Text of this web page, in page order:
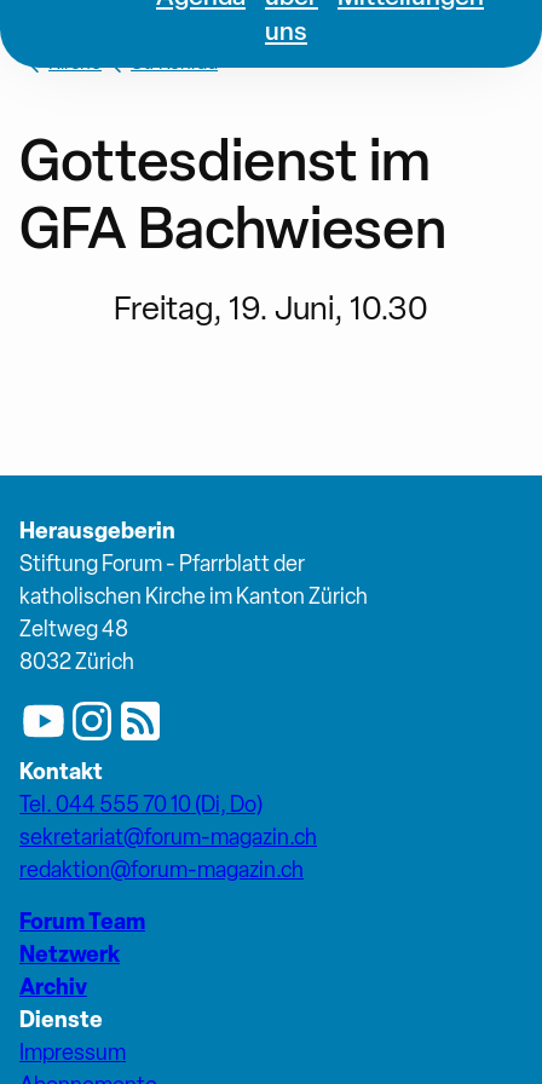
uns
Kirche St. Konrad
Gottesdienst im
GFA Bachwiesen
Freitag, 19. Juni, 10.30
Herausgeberin
Stiftung Forum - Pfarrblatt der
katholischen Kirche im Kanton Zürich
Zeltweg 48
8032 Zürich
Kontakt
Tel. 044 555 70 10 (Di, Do)
sekretariat@forum-magazin.ch
redaktion@forum-magazin.ch
Forum Team
Netzwerk
Archiv
Dienste
Impressum